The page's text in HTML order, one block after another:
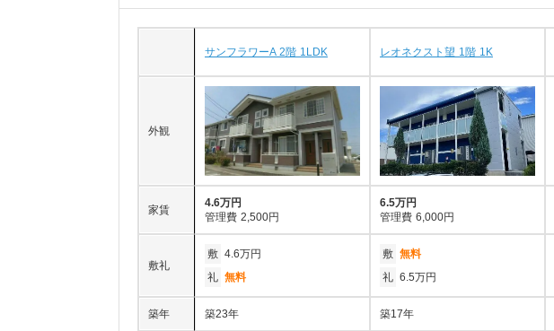
サンフラワーA 2階 1LDK レオネクスト望 1階 1K
外観
家賃
4.6万円
管理費 2,500円
6.5万円
管理費 6,000円
敷礼
敷 4.6万円
礼 無料
敷 無料
礼 6.5万円
築年 築23年 築17年